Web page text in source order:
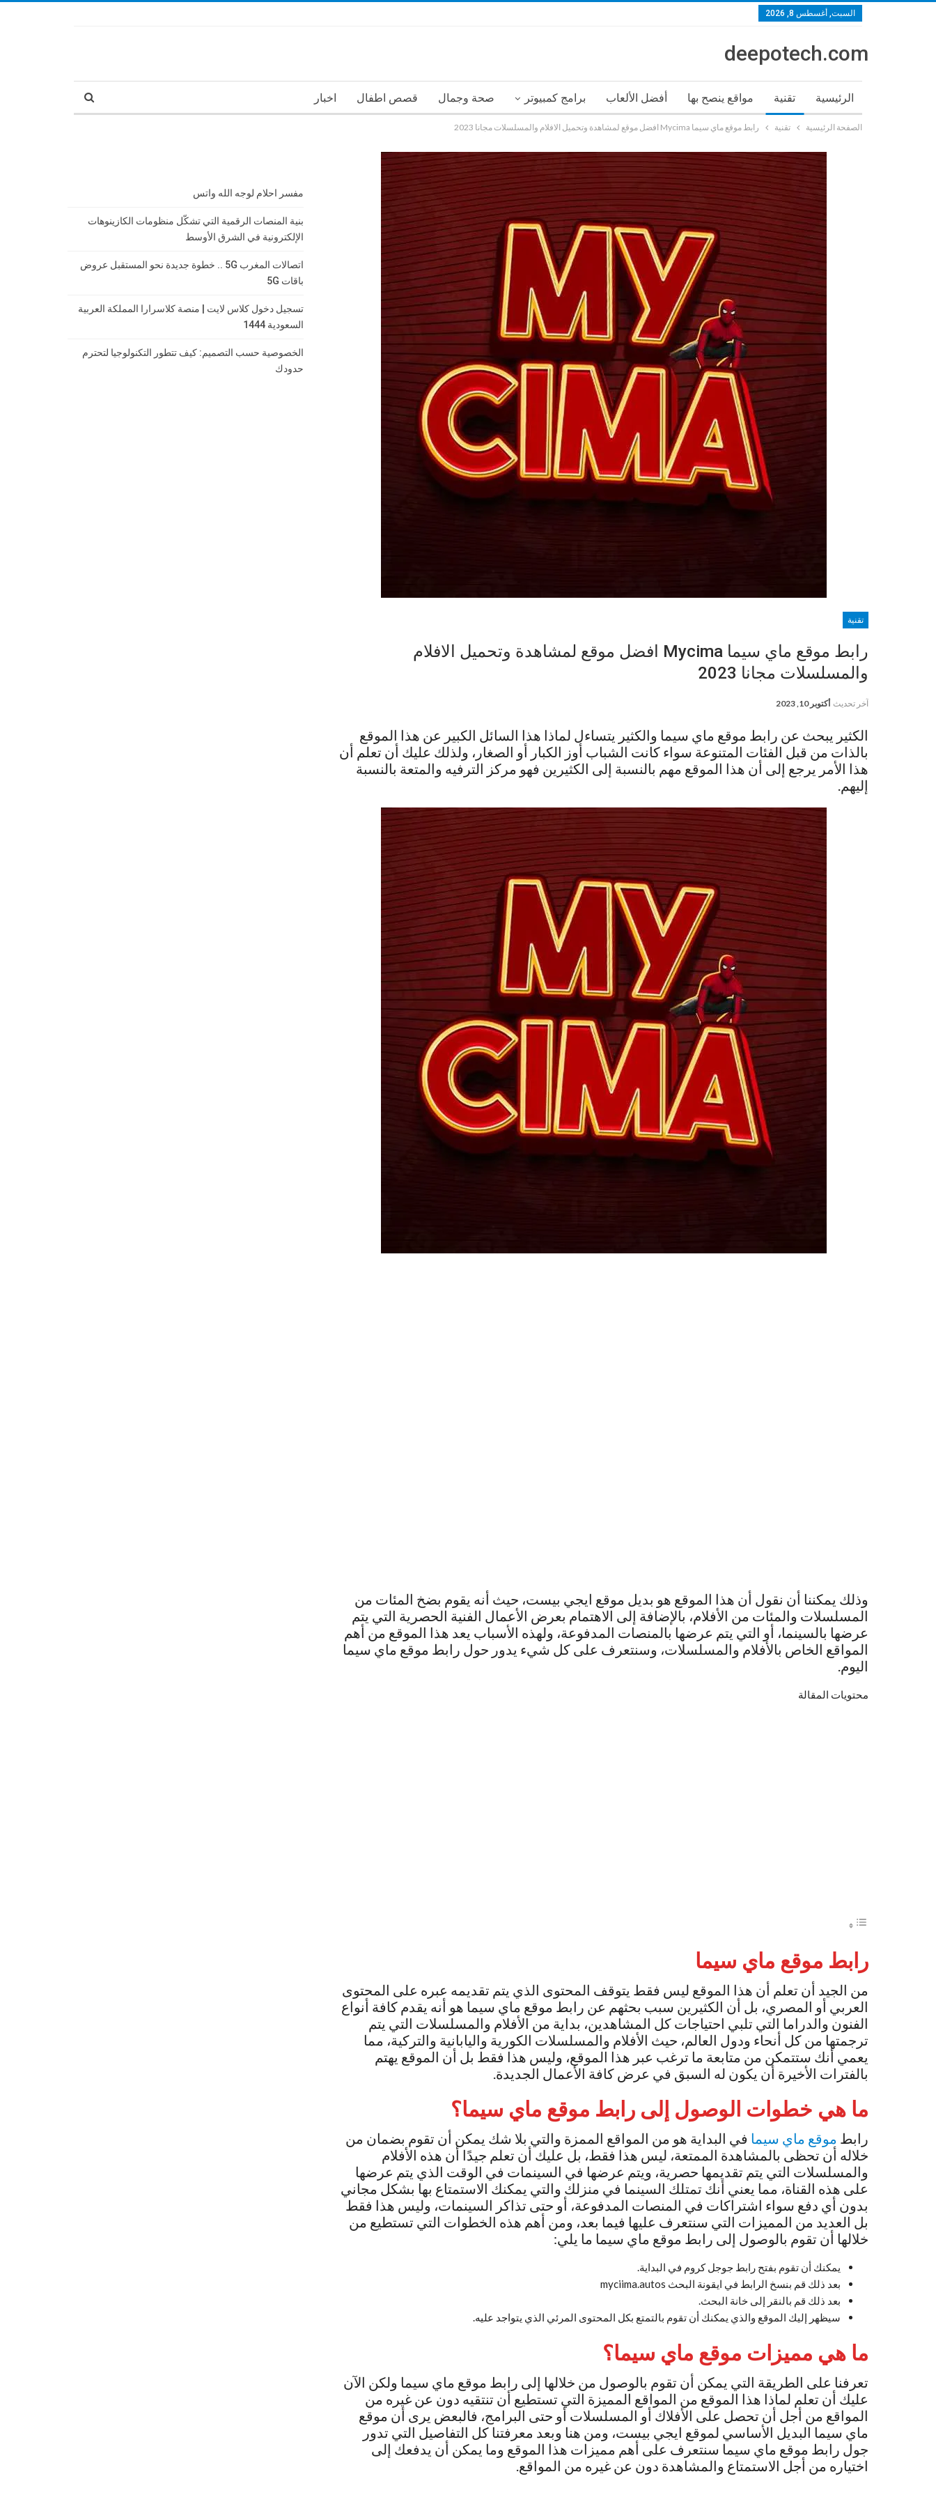
السبت, أغسطس 8, 2026
deepotech.com
الرئيسية تقنية مواقع ينصح بها أفضل الألعاب برامج كمبيوتر صحة وجمال قصص اطفال اخبار
الصفحة الرئيسية تقنية رابط موقع ماي سيما Mycima افضل موقع لمشاهدة وتحميل الافلام والمسلسلات مجانا 2023
تقنية
رابط موقع ماي سيما Mycima افضل موقع لمشاهدة وتحميل الافلام
والمسلسلات مجانا 2023
آخر تحديث أكتوبر 10, 2023
الكثير يبحث عن رابط موقع ماي سيما والكثير يتساءل لماذا هذا السائل الكبير عن هذا الموقع
بالذات من قبل الفئات المتنوعة سواء كانت الشباب أوز الكبار أو الصغار، ولذلك عليك أن تعلم أن
هذا الأمر يرجع إلى أن هذا الموقع مهم بالنسبة إلى الكثيرين فهو مركز الترفيه والمتعة بالنسبة
إليهم.
وذلك يمكننا أن نقول أن هذا الموقع هو بديل موقع ايجي بيست، حيث أنه يقوم بضخ المئات من
المسلسلات والمئات من الأفلام، بالإضافة إلى الاهتمام بعرض الأعمال الفنية الحصرية التي يتم
عرضها بالسينما، أو التي يتم عرضها بالمنصات المدفوعة، ولهذه الأسباب يعد هذا الموقع من أهم
المواقع الخاص بالأفلام والمسلسلات، وسنتعرف على كل شيء يدور حول رابط موقع ماي سيما
اليوم.
محتويات المقالة
رابط موقع ماي سيما
من الجيد أن تعلم أن هذا الموقع ليس فقط يتوقف المحتوى الذي يتم تقديمه عبره على المحتوى
العربي أو المصري، بل أن الكثيرين سبب بحثهم عن رابط موقع ماي سيما هو أنه يقدم كافة أنواع
الفنون والدراما التي تلبي احتياجات كل المشاهدين، بداية من الأفلام والمسلسلات التي يتم
ترجمتها من كل أنحاء ودول العالم، حيث الأفلام والمسلسلات الكورية واليابانية والتركية، مما
يعمي أنك ستتمكن من متابعة ما ترغب عبر هذا الموقع، وليس هذا فقط بل أن الموقع يهتم
بالفترات الأخيرة أن يكون له السبق في عرض كافة الأعمال الجديدة.
ما هي خطوات الوصول إلى رابط موقع ماي سيما؟
رابط موقع ماي سيما في البداية هو من المواقع الممزة والتي بلا شك يمكن أن تقوم بضمان من
خلاله أن تحظى بالمشاهدة الممتعة، ليس هذا فقط، بل عليك أن تعلم جيدًا أن هذه الأفلام
والمسلسلات التي يتم تقديمها حصرية، ويتم عرضها في السينمات في الوقت الذي يتم عرضها
على هذه القناة، مما يعني أنك تمتلك السينما في منزلك والتي يمكنك الاستمتاع بها بشكل مجاني
بدون أي دفع سواء اشتراكات في المنصات المدفوعة، أو حتى تذاكر السينمات، وليس هذا فقط
بل العديد من المميزات التي سنتعرف عليها فيما بعد، ومن أهم هذه الخطوات التي تستطيع من
خلالها أن تقوم بالوصول إلى رابط موقع ماي سيما ما يلي:
يمكنك أن تقوم بفتح رابط جوجل كروم في البداية.
بعد ذلك قم بنسخ الرابط في ايقونة البحث myciima.autos
بعد ذلك قم بالنقر إلى خانة البحث.
سيظهر إليك الموقع والذي يمكنك أن تقوم بالتمتع بكل المحتوى المرئي الذي يتواجد عليه.
ما هي مميزات موقع ماي سيما؟
تعرفنا على الطريقة التي يمكن أن تقوم بالوصول من خلالها إلى رابط موقع ماي سيما ولكن الآن
عليك أن تعلم لماذا هذا الموقع من المواقع المميزة التي تستطيع أن تنتقيه دون عن غيره من
المواقع من أجل أن تحصل على الأفلاك أو المسلسلات أو حتى البرامج، فالبعض يرى أن موقع
ماي سيما البديل الأساسي لموقع ايجي بيست، ومن هنا وبعد معرفتنا كل التفاصيل التي تدور
جول رابط موقع ماي سيما سنتعرف على أهم مميزات هذا الموقع وما يمكن أن يدفعك إلى
اختياره من أجل الاستمتاع والمشاهدة دون عن غيره من المواقع.
مفسر احلام لوجه الله واتس
بنية المنصات الرقمية التي تشكّل منظومات الكازينوهات
الإلكترونية في الشرق الأوسط
اتصالات المغرب 5G .. خطوة جديدة نحو المستقبل عروض
باقات 5G
تسجيل دخول كلاس لايت | منصة كلاسرارا المملكة العربية
السعودية 1444
الخصوصية حسب التصميم: كيف تتطور التكنولوجيا لتحترم
حدودك